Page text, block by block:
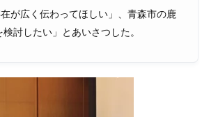
が広く伝わってほしい」、青森市の鹿
討したい」とあいさつした。